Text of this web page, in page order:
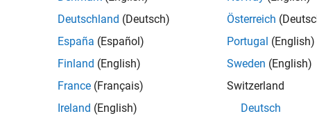
Deutschland (Deutsch)
España (Español)
Finland (English)
France (Français)
Ireland (English)
Österreich
Portugal (English)
Sweden (English)
Switzerland
Deutsch